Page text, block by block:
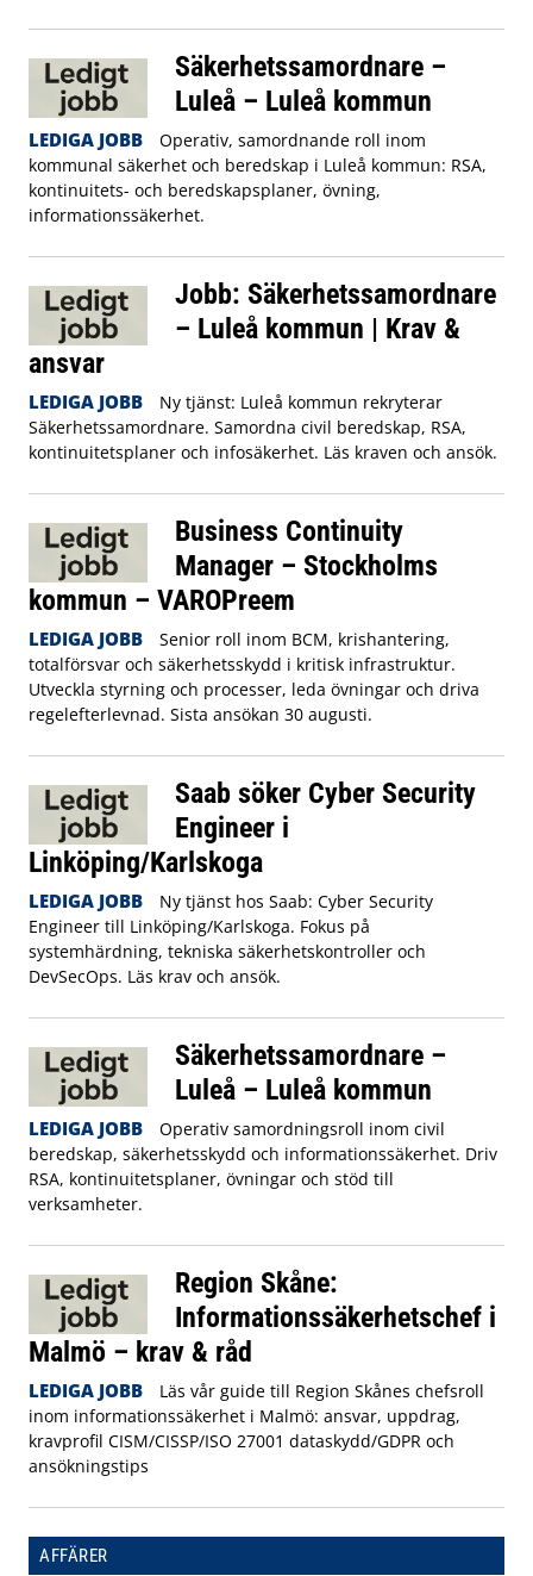
Säkerhetssamordnare –
Luleå – Luleå kommun
LEDIGA JOBB
Operativ, samordnande roll inom
kommunal säkerhet och beredskap i Luleå kommun: RSA,
kontinuitets- och beredskapsplaner, övning,
informationssäkerhet.
Jobb: Säkerhetssamordnare
– Luleå kommun | Krav &
ansvar
LEDIGA JOBB
Ny tjänst: Luleå kommun rekryterar
Säkerhetssamordnare. Samordna civil beredskap, RSA,
kontinuitetsplaner och infosäkerhet. Läs kraven och ansök.
Business Continuity
Manager – Stockholms
kommun – VAROPreem
LEDIGA JOBB
Senior roll inom BCM, krishantering,
totalförsvar och säkerhetsskydd i kritisk infrastruktur.
Utveckla styrning och processer, leda övningar och driva
regelefterlevnad. Sista ansökan 30 augusti.
Saab söker Cyber Security
Engineer i
Linköping/Karlskoga
LEDIGA JOBB
Ny tjänst hos Saab: Cyber Security
Engineer till Linköping/Karlskoga. Fokus på
systemhärdning, tekniska säkerhetskontroller och
DevSecOps. Läs krav och ansök.
Säkerhetssamordnare –
Luleå – Luleå kommun
LEDIGA JOBB
Operativ samordningsroll inom civil
beredskap, säkerhetsskydd och informationssäkerhet. Driv
RSA, kontinuitetsplaner, övningar och stöd till
verksamheter.
Region Skåne:
Informationssäkerhetschef i
Malmö – krav & råd
LEDIGA JOBB
Läs vår guide till Region Skånes chefsroll
inom informationssäkerhet i Malmö: ansvar, uppdrag,
kravprofil CISM/CISSP/ISO 27001 dataskydd/GDPR och
ansökningstips
AFFÄRER